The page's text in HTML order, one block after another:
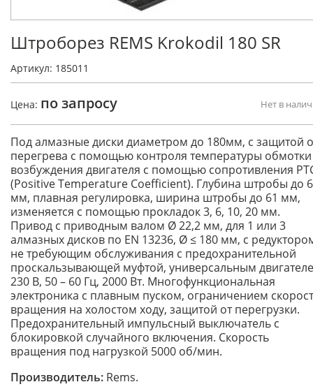
Штроборез REMS Krokodil 180 SR
Артикул: 185011
Цена: по запросу Нет в
Под алмазные диски диаметром до 180мм, с защитой
перегрева с помощью контроля температуры обмотки
возбуждения двигателя с помощью сопротивления
(Positive Temperature Coefficient). Глубина штробы до
мм, плавная регулировка, ширина штробы до 61 мм,
изменяется с помощью прокладок 3, 6, 10, 20 мм.
Привод с приводным валом Ø 22,2 мм, для 1 или 3
алмазных дисков по EN 13236, Ø ≤ 180 мм, с
не требующим обслуживания с предохранительной
проскальзывающей муфтой, универсальным
230 В, 50 – 60 Гц, 2000 Вт. Многофункциональная
электроника с плавным пуском, ограничением
вращения на холостом ходу, защитой от перегрузки.
Предохранительный импульсный выключатель с
блокировкой случайного включения. Скорость
вращения под нагрузкой 5000 об/мин.
Производитель: Rems.